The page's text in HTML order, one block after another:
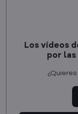
Los vídeos
por las